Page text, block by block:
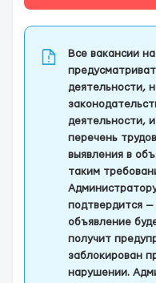
Все вакансии
деятельности,
деятельности,
перечень
выявления в
таким
подтвердится
объявление
получит
заблокирован
нарушении.